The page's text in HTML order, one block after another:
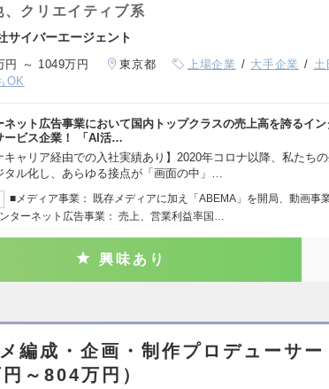
、クリエイティブ系
サイバーエージェント
円 ～ 1049万円 東京都 上場企業 大手企業 土
OK
ネット広告事業において国内トップクラスの売上高を誇るイン
ービス企業！ 「AI活…
キャリア経由での入社実績あり】2020年コロナ以降、私たち
タル化し、あらゆる接点が「画面の中」…
■メディア事業： 既存メディアに加え「ABEMA」を開局、動画事
ターネット広告事業： 売上、営業利益率国…
興味あり
編成・企画・制作プロデューサ
～804万円）